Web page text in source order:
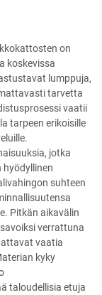
on
koskevissa
lumppuja,
tarvetta
vaatii
tarpeen erikoisille
jotka
hyödyllinen
suhteen
Pitkän aikavälin
verrattuna
vaatia
kyky
taloudellisia etuja